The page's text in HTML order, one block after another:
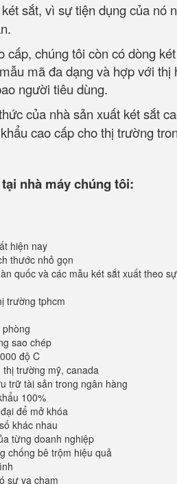
sắt, vì sự tiện dụng của nó
chúng tôi còn có dòng
mã đa dạng và hợp với thị
người tiêu dùng.
của nhà sản xuất két sắt
cao cấp cho thị trường
nhà máy chúng tôi:
hiện nay
thước nhỏ gọn
quốc và các mẫu két sắt xuất theo
trường tphcm
sao chép
độ C
trường mỹ, canada
trữ tài sản trong ngân hàng
100%
để mở khóa
khác nhau
từng doanh nghiệp
chống bê trộm hiệu quả
sự va chạm